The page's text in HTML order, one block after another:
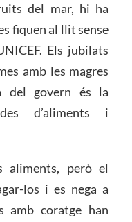
del mar, hi ha
fiquen al llit sense
Els jubilats
amb les magres
del govern és la
d’aliments i
aliments, però el
los i es nega a
amb coratge han